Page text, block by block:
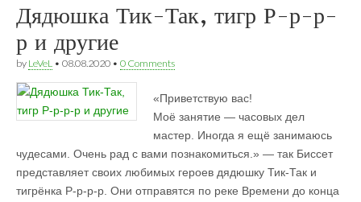
Дядюшка Тик-Так, тигр Р-р-р-
р и другие
by LeVeL • 08.08.2020 • 0 Comments
«Приветствую вас!
Моё занятие — часовых дел
мастер. Иногда я ещё занимаюсь
чудесами. Очень рад с вами познакомиться.» — так Биссет
представляет своих любимых героев дядюшку Тик-Так и
тигрёнка Р-р-р-р. Они отправятся по реке Времени до конца